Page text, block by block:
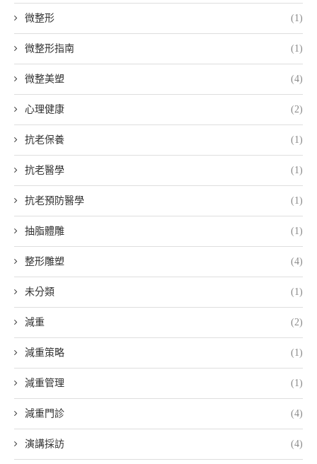
微整形 (1)
微整形指南 (1)
微整美塑 (4)
心理健康 (2)
抗老保養 (1)
抗老醫學 (1)
抗老預防醫學 (1)
抽脂體雕 (1)
整形雕塑 (4)
未分類 (1)
減重 (2)
減重策略 (1)
減重管理 (1)
減重門診 (4)
演講採訪 (4)